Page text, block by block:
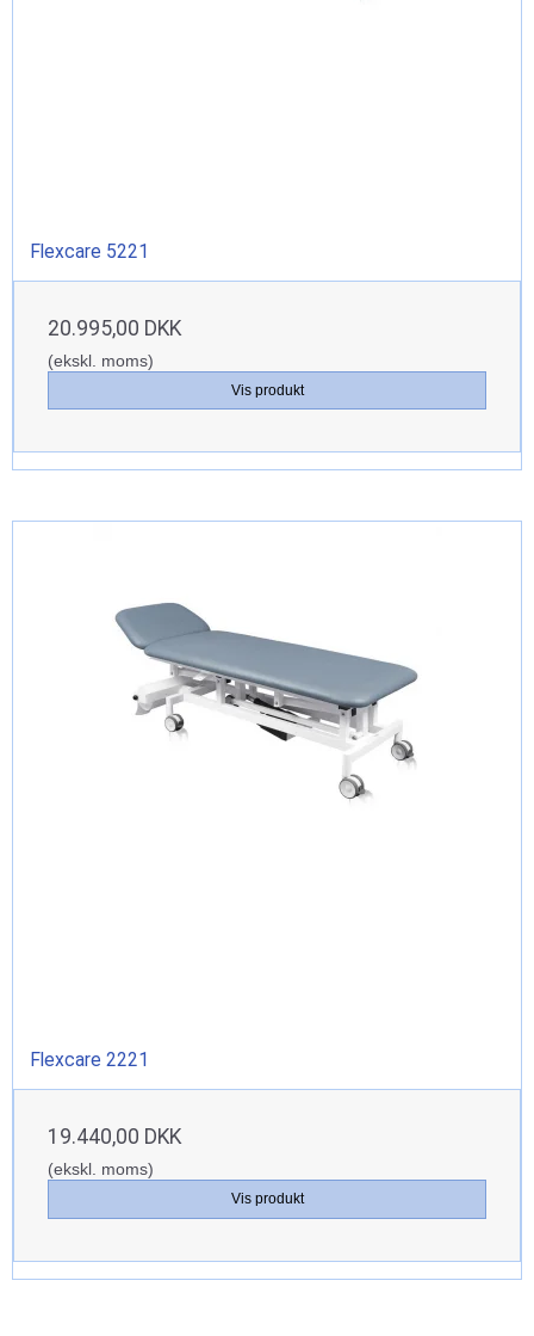
Flexcare 5221
20.995,00 DKK
(ekskl. moms)
Vis produkt
Flexcare 2221
19.440,00 DKK
(ekskl. moms)
Vis produkt